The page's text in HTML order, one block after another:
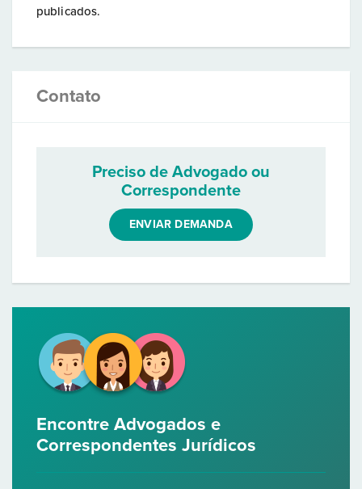
publicados.
Contato
Preciso de Advogado ou
Correspondente
ENVIAR DEMANDA
Encontre Advogados e
Correspondentes Jurídicos